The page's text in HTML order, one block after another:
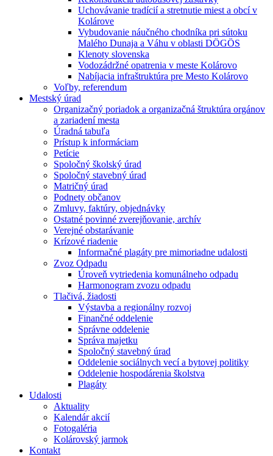
Uchovávanie tradícií a stretnutie miest a obcí v
Kolárove
Vybudovanie náučného chodníka pri sútoku
Malého Dunaja a Váhu v oblasti DÖGÖS
Klenoty slovenska
Vodozádržné opatrenia v meste Kolárovo
Nabíjacia infraštruktúra pre Mesto Kolárovo
Voľby, referendum
Mestský úrad
Organizačný poriadok a organizačná štruktúra orgánov
a zariadení mesta
Úradná tabuľa
Prístup k informáciam
Petície
Spoločný školský úrad
Spoločný stavebný úrad
Matričný úrad
Podnety občanov
Zmluvy, faktúry, objednávky
Ostatné povinné zverejňovanie, archív
Verejné obstarávanie
Krízové riadenie
Informačné plagáty pre mimoriadne udalosti
Zvoz Odpadu
Úroveň vytriedenia komunálneho odpadu
Harmonogram zvozu odpadu
Tlačivá, žiadosti
Výstavba a regionálny rozvoj
Finančné oddelenie
Správne oddelenie
Správa majetku
Spoločný stavebný úrad
Oddelenie sociálnych vecí a bytovej politiky
Oddelenie hospodárenia školstva
Plagáty
Udalosti
Aktuality
Kalendár akcií
Fotogaléria
Kolárovský jarmok
Kontakt